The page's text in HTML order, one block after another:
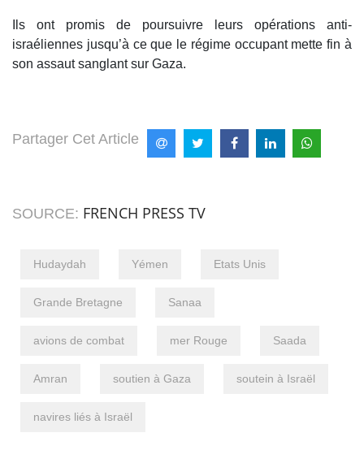
Ils ont promis de poursuivre leurs opérations anti-
israéliennes jusqu’à ce que le régime occupant mette fin à
son assaut sanglant sur Gaza.
Partager Cet Article
SOURCE: FRENCH PRESS TV
Hudaydah Yémen Etats Unis
Grande Bretagne Sanaa
avions de combat mer Rouge Saada
Amran soutien à Gaza soutein à Israël
navires liés à Israël